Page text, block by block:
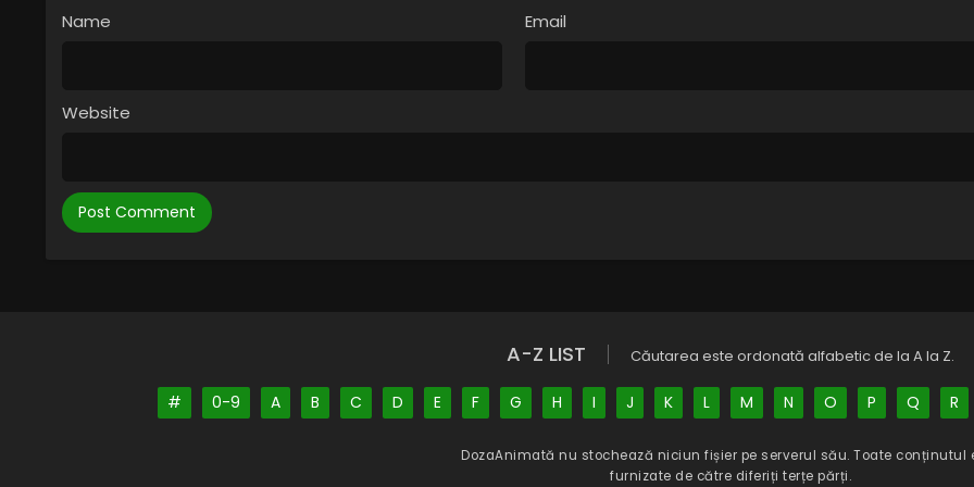
Name Email
Website
A-Z LIST Căutarea este ordonată alfabetic de la A la Z.
# 0-9 A B C D E F G H I J K L M N O P Q R
DozaAnimată nu stochează niciun fișier pe serverul său. Toate conținutul
furnizate de către diferiți terțe părți.